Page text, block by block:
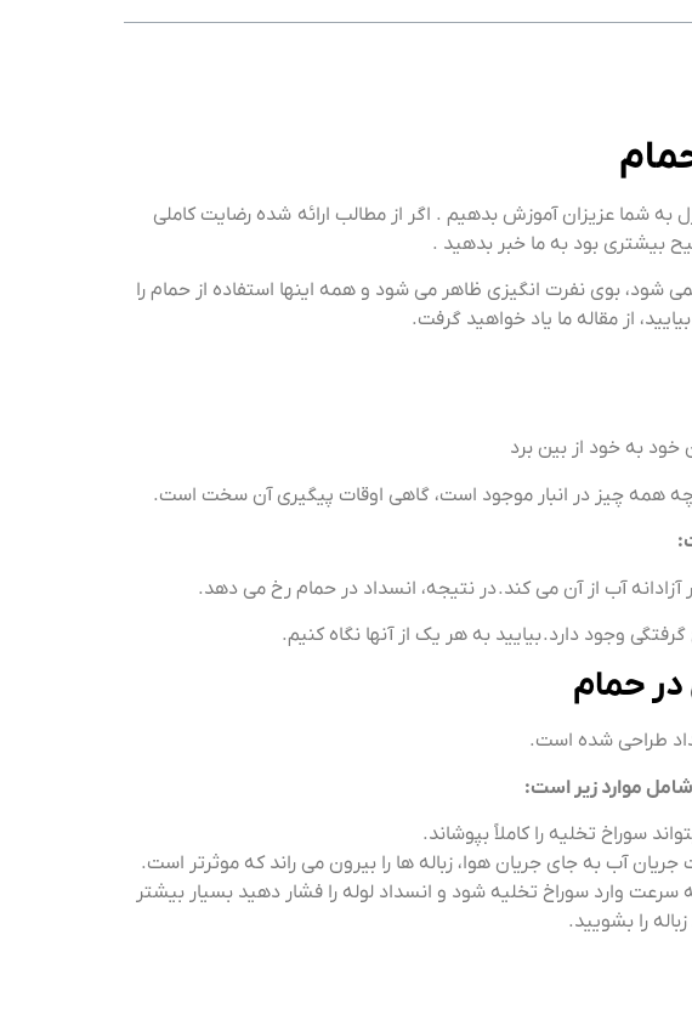
به شما عزیزان آموزش بدهیم . اگر از مطالب ارائه شده رضایت کاملی
بیشتری بود به ما خبر بدهید .
شود، بوی نفرت انگیزی ظاهر می شود و همه اینها استفاده از حمام را
از مقاله ما یاد خواهید گرفت.
خود به خود از بین برد
همه چیز در انبار موجود است، گاهی اوقات پیگیری آن سخت است.
آب از آن می کند. در نتیجه، انسداد در حمام رخ می دهد.
وجود دارد. بیایید به هر یک از آنها نگاه کنیم.
در حمام
طراحی شده است.
موارد زیر است:
سوراخ تخلیه را کاملاً بپوشاند.
آب به جای جریان هوا، زباله ها را بیرون می راند که موثرتر است.
وارد سوراخ تخلیه شود و انسداد لوله را فشار دهید بسیار بیشتر
را بشویید.